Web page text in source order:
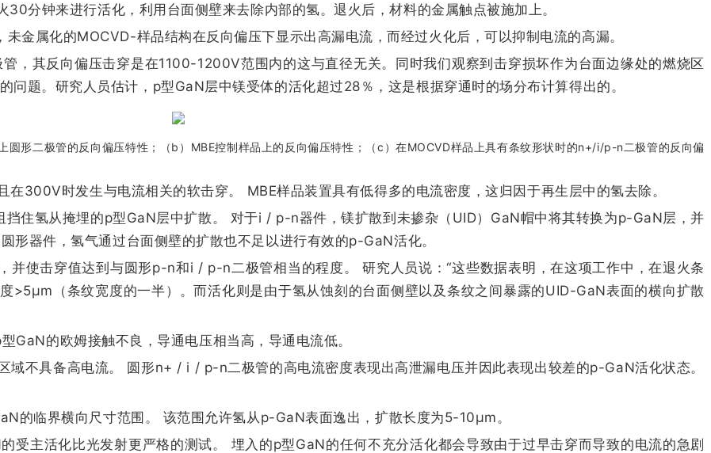
分钟来进行活化，利用台面侧壁来去除内部的氢。退火后，材料的金属触点被施加上。
金属化的MOCVD-样品结构在反向偏压下显示出高漏电流，而经过火化后，可以抑制电流的高漏。
，其反向偏压击穿是在1100-1200V范围内的这与直径无关。同时我们观察到击穿损坏作为台面边缘处的燃烧区
问题。研究人员估计，p型GaN层中镁受体的活化超过28％，这是根据穿通时的场分布计算得出的。
圆形二极管的反向偏压特性；（b）MBE控制样品上的反向偏压特性；（c）在MOCVD样品上具有条纹形状时的n+/i/p-n二极管的反向偏
300V时发生与电流相关的软击穿。 MBE样品装置具有低得多的电流密度，这归因于再生层中的氢去除。
住氢从掩埋的p型GaN层中扩散。 对于i / p-n器件，镁扩散到未掺杂（UID）GaN帽中将其转换为p-GaN层，并
形器件，氢气通过台面侧壁的扩散也不足以进行有效的p-GaN活化。
并使击穿值达到与圆形p-n和i / p-n二极管相当的程度。 研究人员说：“这些数据表明，在这项工作中，在退火条
>5μm（条纹宽度的一半）。而活化则是由于氢从蚀刻的台面侧壁以及条纹之间暴露的UID-GaN表面的横向扩散
的欧姆接触不良，导通电压相当高，导通电流低。
不具备高电流。 圆形n+ / i / p-n二极管的高电流密度表现出高泄漏电压并因此表现出较差的p-GaN活化状态。
的临界横向尺寸范围。 该范围允许氢从p-GaN表面逸出，扩散长度为5-10μm。
受主活化比光发射更严格的测试。 埋入的p型GaN的任何不充分活化都会导致由于过早击穿而导致的电流的急剧